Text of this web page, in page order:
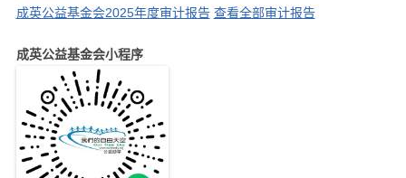
成英公益基金会2025年度审计报告 查看全部审计报告
成英公益基金会小程序